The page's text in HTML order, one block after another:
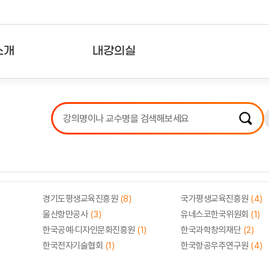
내강의실
강의리스트
수강확인증강의
경기도평생교육진흥원 (8) 국가평생교육진흥원 (4)
울산항만공사 (3) 유네스코한국위원회 (1)
한국공예·디자인문화진흥원 (1) 한국과학창의재단 (2)
한국전자기술협회 (1) 한국항공우주연구원 (4)